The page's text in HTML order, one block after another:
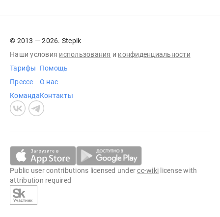
© 2013 — 2026. Stepik
Наши условия использования и конфиденциальности
Тарифы
Прессе
Команда
Помощь
О нас
Контакты
Public user contributions licensed undercc-wiki license with
attribution required